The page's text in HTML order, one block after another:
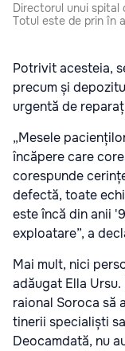
Directorul unui spital
Totul este de prin în
Potrivit acesteia,
precum și
urgentă de
„Mesele
încăpere care
corespunde
defectă, toate
este încă din anii
exploatare”, a
Mai mult, nici
adăugat Ella
raional Soroca să
tinerii specialiști
Deocamdată, nu